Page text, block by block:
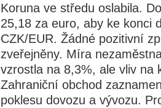
Koruna ve středu oslabila.
25,18 za euro, aby ke konci
CZK/EUR. Žádné pozitivní
zveřejněny. Míra
vzrostla na 8,3%, ale vliv na
Zahraniční obchod
poklesu dovozu a vývozu.